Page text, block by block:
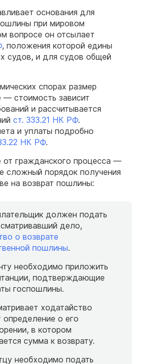
основания для
при мировом
вопросе он отсылает
, положения которой едины
судов, и для судов общей
спорах размер
стоимость зависит
и рассчитывается
ст. 333.21 НК РФ.
и уплаты подробно
НК РФ.
от гражданского процесса —
сложный порядок получения
на возврат пошлины:
должен подать
дело,
о возврате
пошлины.
необходимо приложить
подтверждающие
госпошлины.
ходатайство
определение о его
в котором
сумма к возврату.
необходимо подать